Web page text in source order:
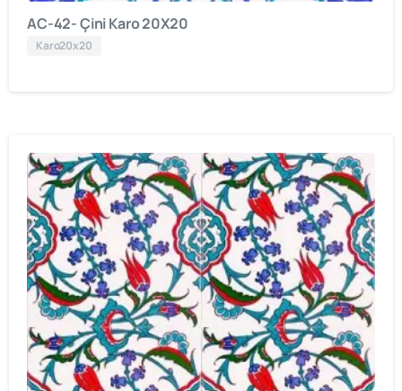
AC-42- Çini Karo 20X20
Karo20x20